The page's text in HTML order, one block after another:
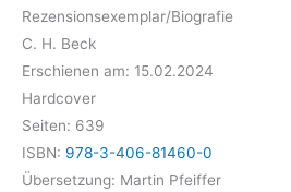
Rezensionsexemplar/Biografie
C. H. Beck
Erschienen am: 15.02.2024
Hardcover
Seiten: 639
ISBN: 978-3-406-81460-0
Übersetzung: Martin Pfeiffer